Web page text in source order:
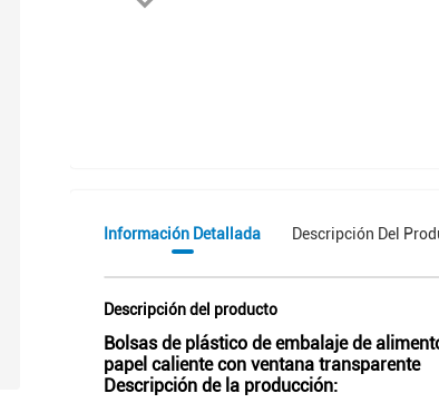
Información Detallada Descripción Del
Descripción del producto
Bolsas de plástico de embalaje de
papel caliente con ventana transparente
Descripción de la producción: